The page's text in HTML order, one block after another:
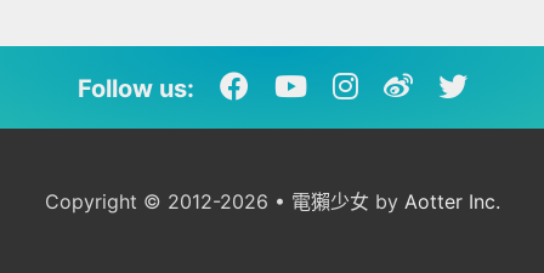
Follow us:
Copyright © 2012-2026 • 電獺少女 by Aotter Inc.